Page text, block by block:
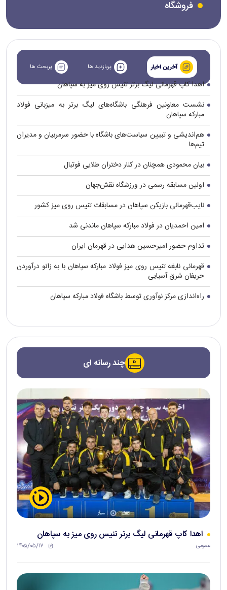
فروشگاه
آخرین اخبار پربازدید ها پربحث ها
اهدا کاپ قهرمانی لیگ برتر تنیس روی میز به سپاهان
نشست معاونین فرهنگی باشگاه‌های لیگ برتر به میزبانی فولاد
مبارکه سپاهان
هم‌اندیشی و تبیین سیاست‌های باشگاه با حضور سرمربیان و مدیران
تیم‌ها
بیان محمودی همچنان در کنار دختران طلایی فوتبال
اولین مسابقه رسمی در ورزشگاه نقش‌جهان
نایب‌قهرمانی بازیکن سپاهان در مسابقات تنیس روی میز کشور
امین احمدیان در فولاد مبارکه سپاهان ماندنی شد
تداوم حضور امیرحسین هدایی در قهرمان ایران
قهرمانی نابغه تنیس روی میز فولاد مبارکه سپاهان با به زانو درآوردن
حریفان شرق آسیایی
راه‌اندازی مرکز نوآوری توسط باشگاه فولاد مبارکه سپاهان
چند رسانه ای
اهدا کاپ قهرمانی لیگ برتر تنیس روی میز به سپاهان
عمومی ۱۴۰۵/۰۵/۱۷